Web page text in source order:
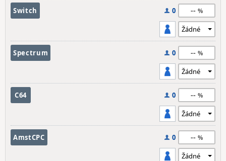
Switch 0 --
Spectrum 0 --
C64 0 --
AmstCPC 0 --